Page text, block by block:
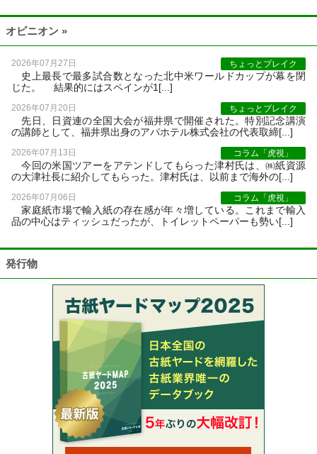
オピニオン »
2026年07月27日 ちょっとブレイク
史上最長で最多試合数となった北中米ワールドカップが幕を閉
じた。 結果的にはスペインが1[...]
2026年07月20日 ちょっとブレイク
先日、日資連の全国大会が福井県で開催された。特別記念講演
の講師として、福井県出身のアパホテル株式会社の代表取締[...]
2026年07月13日 コラム「虎視」
今回の米国ツアーをアテンドしてもらった津村氏は、㈱紙資源
の大津社長に紹介してもらった。津村氏は、以前まで海外の[...]
2026年07月06日 コラム「虎視」
家庭紙市場で輸入紙の存在感が年々増している。これまで輸入
品の中心はティッシュだったが、トイレットペーパーも勢い[...]
発行物